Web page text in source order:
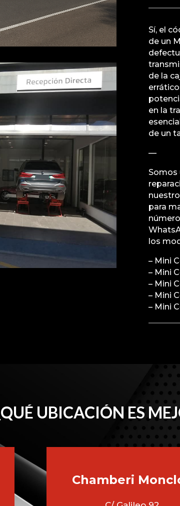
Sí, el
de un
de la
en la
de un
—
Somos
para
los
– Mini
– Mini
– Mini
– Mini
– Mini
UBICACIÓN ES
Chamberi